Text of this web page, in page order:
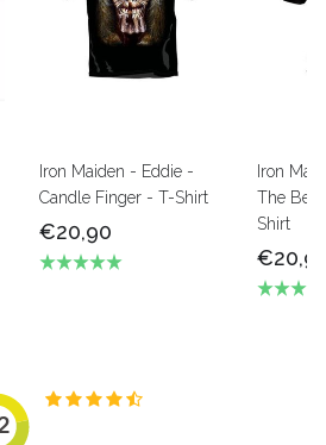
Iron Maiden - Eddie -
Candle Finger - T-Shirt
€20,90
Iron
The
Shirt